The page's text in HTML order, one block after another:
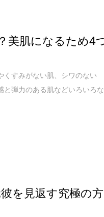
美肌になるため4
くすみがない肌、シワのない
と弾力のある肌などいろいろな
を見返す究極の方